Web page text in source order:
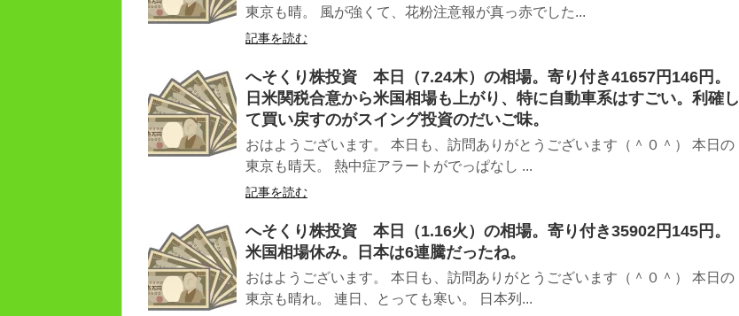
東京も晴。 風が強くて、花粉注意報が真っ赤でした...
記事を読む
へそくり株投資 本日（7.24木）の相場。寄り付き41657円146円。
日米関税合意から米国相場も上がり、特に自動車系はすごい。利確し
て買い戻すのがスイング投資のだいご味。
おはようございます。 本日も、訪問ありがとうございます（＾０＾） 本日の
東京も晴天。 熱中症アラートがでっぱなし ...
記事を読む
へそくり株投資 本日（1.16火）の相場。寄り付き35902円145円。
米国相場休み。日本は6連騰だったね。
おはようございます。 本日も、訪問ありがとうございます（＾０＾） 本日の
東京も晴れ。 連日、とっても寒い。 日本列...